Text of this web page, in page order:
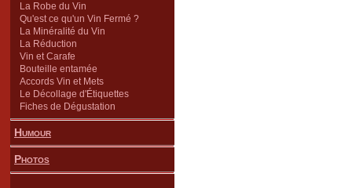
La Robe du Vin
Qu'est ce qu'un Vin Fermé ?
La Minéralité du Vin
La Réduction
Vin et Carafe
Bouteille entamée
Accords Vin et Mets
Le Décollage d'Étiquettes
Fiches de Dégustation
Humour
Photos